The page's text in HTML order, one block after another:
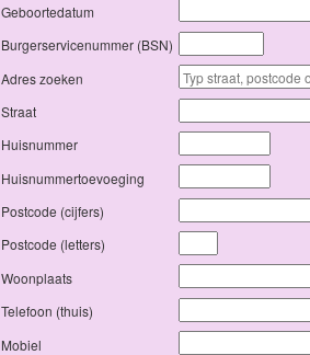
Geboortedatum
Burgerservicenummer (BSN)
Adres zoeken
Straat
Huisnummer
Huisnummertoevoeging
Postcode (cijfers)
Postcode (letters)
Woonplaats
Telefoon (thuis)
Mobiel